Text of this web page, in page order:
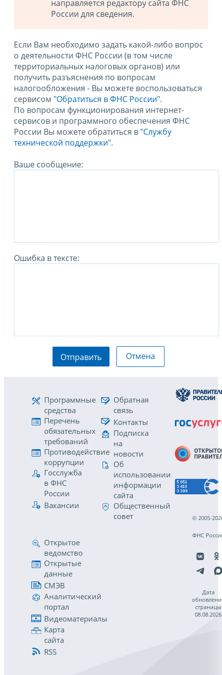
направляется редактору сайта ФНС
России для сведения.
Если Вам необходимо задать какой-либо вопрос
о деятельности ФНС России (в том числе
территориальных налоговых органов) или
получить разъяснения по вопросам
налогообложения - Вы можете воспользоваться
сервисом "Обратиться в ФНС России".
По вопросам функционирования интернет-
сервисов и программного обеспечения ФНС
России Вы можете обратиться в "Службу
технической поддержки".
Ваше сообщение:
Ошибка в тексте:
Отправить Отмена
Программные
средства
Перечень
обязательных
требований
Противодействие
коррупции
Госслужба
в ФНС
России
Вакансии
Обратная
связь
Контакты
Подписка
на
новости
Об
использовании
информации
сайта
Общественный
совет
Открытое
ведомство
Открытые
данные
СМЭВ
Аналитический
портал
Видеоматериалы
Карта
сайта
RSS
© 2005-
ФНС
Дата
страницы
08.08.2026